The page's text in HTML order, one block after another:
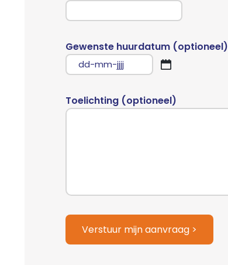
Gewenste huurdatum (optioneel)
DD
MM
dash
Toelichting (optioneel)
Verstuur mijn aanvraag >